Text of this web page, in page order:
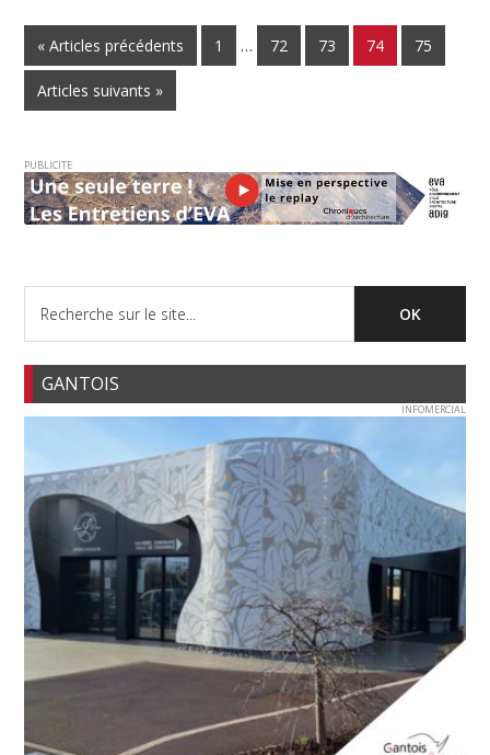
« Articles précédents 1 … 72 73 74 75
Articles suivants »
PUBLICITE
GANTOIS
INFOMERCIAL